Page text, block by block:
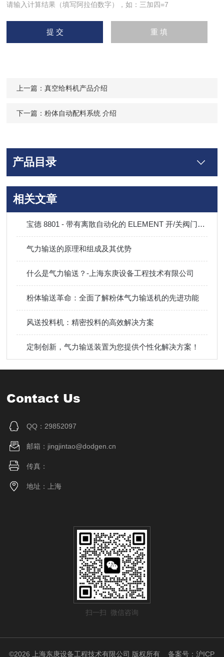
请输入计算结果（填写阿拉伯数字），如：三加四=7
上一篇：真空给料机产品介绍
下一篇：粉体自动配料系统 介绍
产品目录
相关文章
宝德 8801 - 带有离散自动化的 ELEMENT 开/关阀门系统概述
气力输送的原理和组成及其优势
什么是气力输送？-上海东庚设备工程技术有限公司
粉体输送革命：全面了解粉体气力输送机的先进功能
风送投料机：精密投料的高效解决方案
定制创新，气力输送装置为您提供个性化解决方案！
Contact Us
QQ：29852097
邮箱：jingjintao@dodgen.cn
传真：
地址：上海
扫一扫 微信咨询
©2026 上海东庚设备工程技术有限公司 版权所有备案号：沪ICP